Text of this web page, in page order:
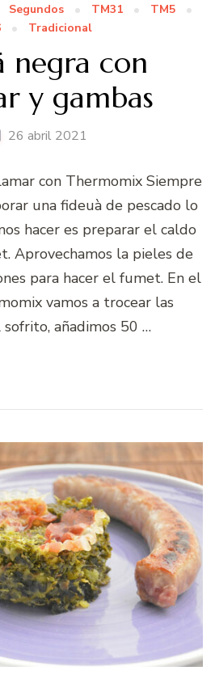
Segundos TM31
TM5
Tradicional
negra con
y gambas
26 abril 2021
con Thermomix Siempre
una fideuà de pescado lo
hacer es preparar el caldo
Aprovechamos la pieles de
para hacer el fumet. En el
vamos a trocear las
añadimos 50 …